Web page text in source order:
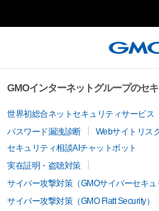
GMOインターネットグループのセ
世界初総合ネットセキュリティサービス
パスワード漏洩診断
Webサイトリス
セキュリティ相談AIチャットボット
実在証明・盗聴対策
サイバー攻撃対策（GMOサイバーセキュ
サイバー攻撃対策（GMO Flatt Security）